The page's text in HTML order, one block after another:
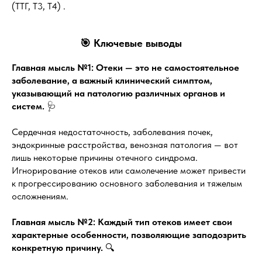
(ТТГ, Т3, Т4) .
🎯 Ключевые выводы
Главная мысль №1: Отеки — это не самостоятельное
заболевание, а важный клинический симптом,
указывающий на патологию различных органов и
систем. 🩺
Сердечная недостаточность, заболевания почек,
эндокринные расстройства, венозная патология — вот
лишь некоторые причины отечного синдрома.
Игнорирование отеков или самолечение может привести
к прогрессированию основного заболевания и тяжелым
осложнениям.
Главная мысль №2: Каждый тип отеков имеет свои
характерные особенности, позволяющие заподозрить
конкретную причину. 🔍